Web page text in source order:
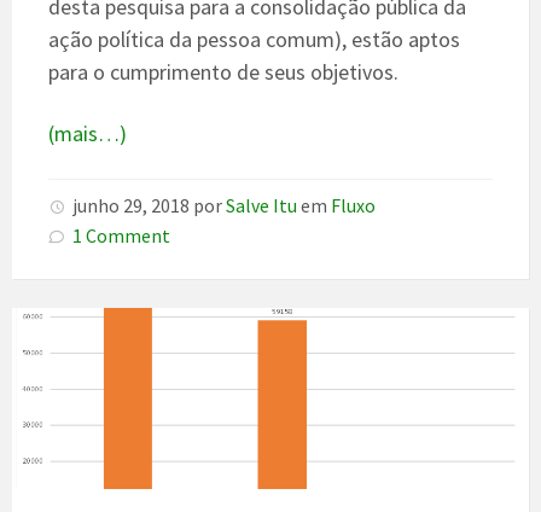
desta pesquisa para a consolidação pública da
ação política da pessoa comum), estão aptos
para o cumprimento de seus objetivos.
(mais…)
junho 29, 2018 porSalve Itu em Fluxo
1 Comment